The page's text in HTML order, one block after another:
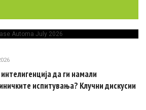
да ги намали
испитувања? Клучни дискусии